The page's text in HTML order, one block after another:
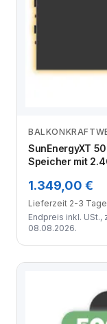
SunEnergyXT
Speicher mit
1.349,00 €
Lieferzeit 2-3 Tage
Endpreis inkl. USt.,
08.08.2026.